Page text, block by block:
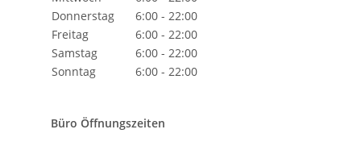
Donnerstag
6:00 - 22:00
Freitag
6:00 - 22:00
Samstag
6:00 - 22:00
Sonntag
6:00 - 22:00
Büro Öffnungszeiten